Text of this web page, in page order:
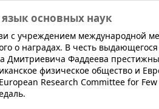
основных наук
с учреждением международной
о наградах. В честь выдающегося
Дмитриевича Фаддеева
физическое общество и
Research Committee for